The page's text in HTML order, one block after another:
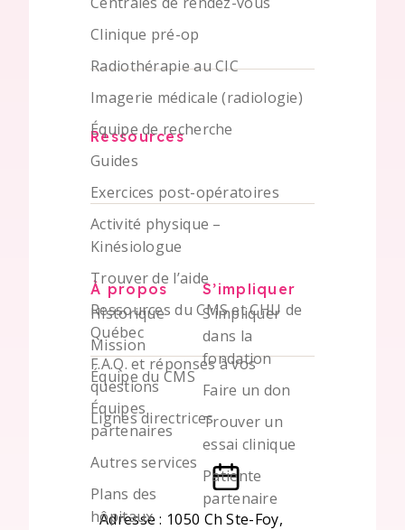
Clinique pré-op
Radiothérapie au CIC
Imagerie médicale (radiologie)
Équipe de recherche
Ressources
Guides
Exercices post-opératoires
Activité physique –
Kinésiologue
Trouver de l’aide
Ressources du CMS et CHU de
Québec
F.A.Q. et réponses à vos
questions
Lignes directrices
À propos
Historique
Mission
Équipe du CMS
Équipes
partenaires
Autres services
Plans des
hôpitaux
S’impliquer
S’impliquer
dans la
fondation
Faire un don
Trouver un
essai clinique
Patiente
partenaire
Adresse : 1050 Ch Ste-Foy,